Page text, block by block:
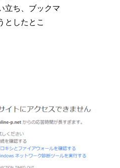
立ち、ブックマ
としたとこ